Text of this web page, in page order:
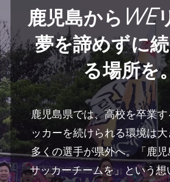
鹿児島からWE
夢を諦めずに
る場所を
鹿児島県では、高校を卒業
ッカーを続けられる環境は大
多くの選手が県外へ。「鹿児
サッカーチームを」という想